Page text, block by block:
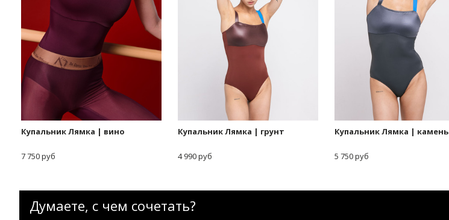
Купальник Лямка | вино
7 750 руб
Купальник Лямка | грунт
4 990 руб
Купальник Лямка | камень
5 750 руб
Думаете, с чем сочетать?